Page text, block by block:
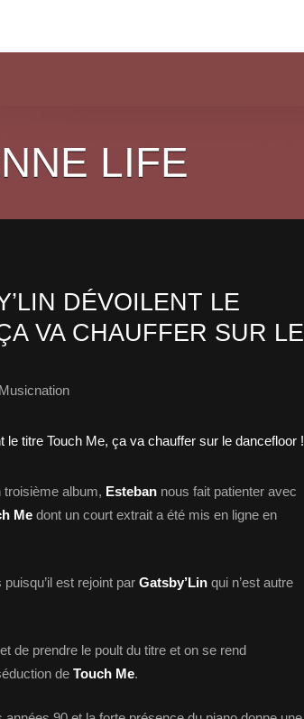
LIFE
DÉVOILENT LE
VA CHAUFFER SUR LE
troisième album, Esteban nous fait patienter avec
Me dont un court extrait a été mis en ligne en
est rejoint par Gatsby’Lin qui n’est autre
de prendre le poult du titre et on se rend
de Touch Me.